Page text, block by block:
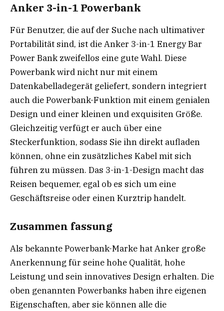
Anker 3-in-1 Powerbank
Für Benutzer, die auf der Suche nach ultimativer
Portabilität sind, ist die Anker 3-in-1 Energy Bar
Power Bank zweifellos eine gute Wahl. Diese
Powerbank wird nicht nur mit einem
Datenkabelladegerät geliefert, sondern integriert
auch die Powerbank-Funktion mit einem genialen
Design und einer kleinen und exquisiten Größe.
Gleichzeitig verfügt er auch über eine
Steckerfunktion, sodass Sie ihn direkt aufladen
können, ohne ein zusätzliches Kabel mit sich
führen zu müssen. Das 3-in-1-Design macht das
Reisen bequemer, egal ob es sich um eine
Geschäftsreise oder einen Kurztrip handelt.
Zusammen fassung
Als bekannte Powerbank-Marke hat Anker große
Anerkennung für seine hohe Qualität, hohe
Leistung und sein innovatives Design erhalten. Die
oben genannten Powerbanks haben ihre eigenen
Eigenschaften, aber sie können alle die